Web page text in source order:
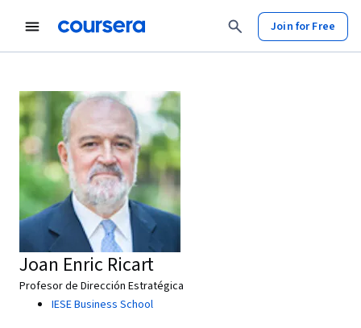
Join for Free
Joan Enric Ricart
Profesor de Dirección Estratégica
IESE Business School